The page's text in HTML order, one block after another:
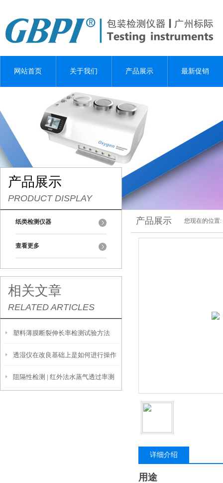
网站首页 关于我们 产品展示 最新促销
产品展示
PRODUCT DISPLAY
纸类检测仪器
查看更多
相关文章
RELATED ARTICLES
塑料薄膜断裂伸长率检测试验方法
透湿仪在改良基础上是如何进行操作
的？
阻隔性检测 | 红外法水蒸气透过率测
产品展示 您现在的位置:
详细介绍
用途